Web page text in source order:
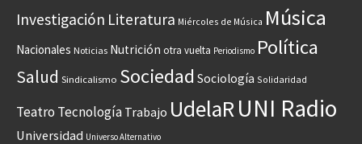
Investigación Literatura Miércoles de Música Música
Nacionales Noticias Nutrición otra vuelta Periodismo Política
Salud Sindicalismo Sociedad Sociología Solidaridad
Teatro Tecnología Trabajo UdelaR UNI Radio
Universidad Universo Alternativo